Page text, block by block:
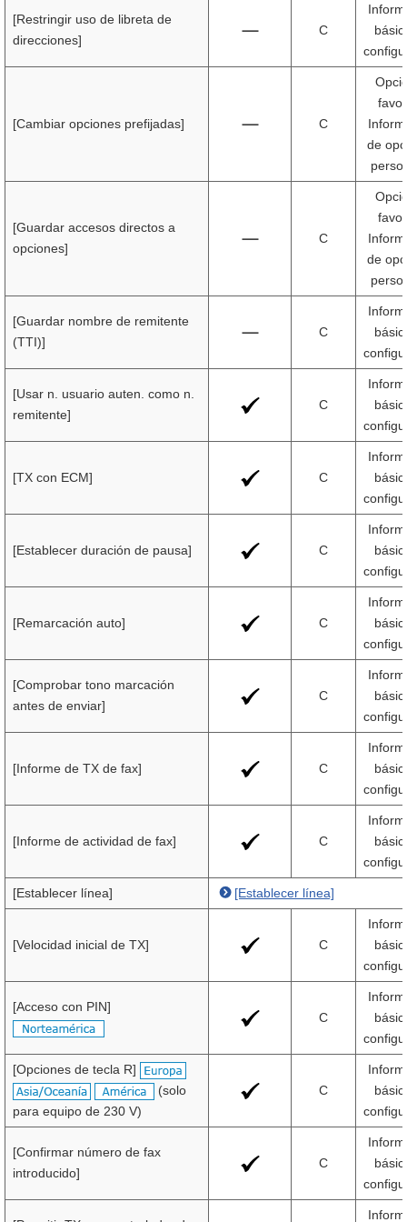
[Restringir uso de libreta de
direcciones]
C
[Cambiar opciones prefijadas] C
de
[Guardar accesos directos a
opciones]
C
de
[Guardar nombre de remitente
(TTI)]
C
[Usar n. usuario auten. como n.
remitente]
C
[TX con ECM] C
[Establecer duración de pausa] C
[Remarcación auto] C
[Comprobar tono marcación
antes de enviar]
C
[Informe de TX de fax] C
[Informe de actividad de fax] C
[Establecer línea] [Establecer línea]
[Velocidad inicial de TX] C
[Acceso con PIN]
C
[Opciones de tecla R]
(solo
para equipo de 230 V)
C
[Confirmar número de fax
introducido]
C